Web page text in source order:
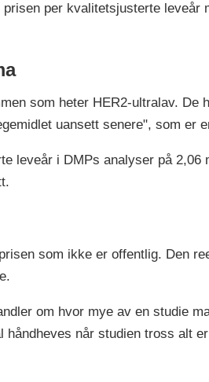
per kvalitetsjusterte leveår
som heter HER2-ultralav.
uansett senere", som er
leveår i DMPs analyser på
som ikke er offentlig. Den
om hvor mye av en studie
når studien tross alt